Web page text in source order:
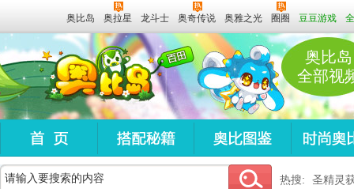
奥比岛 奥拉星 龙斗士 奥奇传说 奥雅之光 圈圈 豆豆游戏
奥比岛
全部视
热搜: 圣精灵